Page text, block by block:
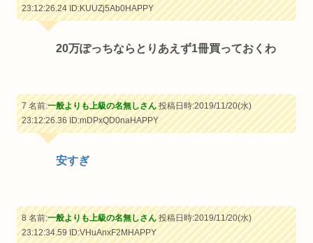
23:12:26.24ID:KUUZj5Ab0HAPPY
20万ぽっちならとりあえず1冊買っておくわ
7 名前:一般よりも上級の名無しさん投稿日時:2019/11/20(水)
23:12:26.36ID:mDPxQD0naHAPPY
安すぎ
8 名前:一般よりも上級の名無しさん投稿日時:2019/11/20(水)
23:12:34.59ID:VHuAnxF2MHAPPY